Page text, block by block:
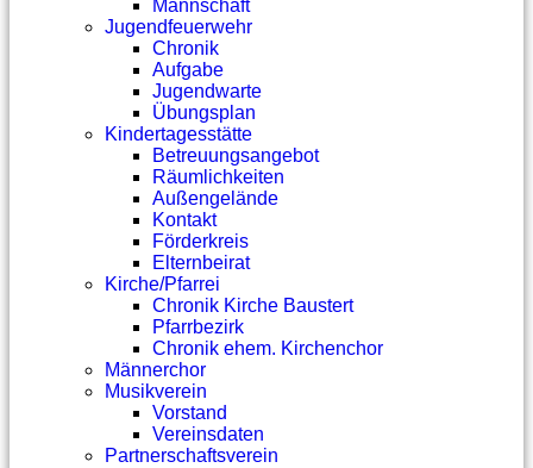
Mannschaft
Jugendfeuerwehr
Chronik
Aufgabe
Jugendwarte
Übungsplan
Kindertagesstätte
Betreuungsangebot
Räumlichkeiten
Außengelände
Kontakt
Förderkreis
Elternbeirat
Kirche/Pfarrei
Chronik Kirche Baustert
Pfarrbezirk
Chronik ehem. Kirchenchor
Männerchor
Musikverein
Vorstand
Vereinsdaten
Partnerschaftsverein